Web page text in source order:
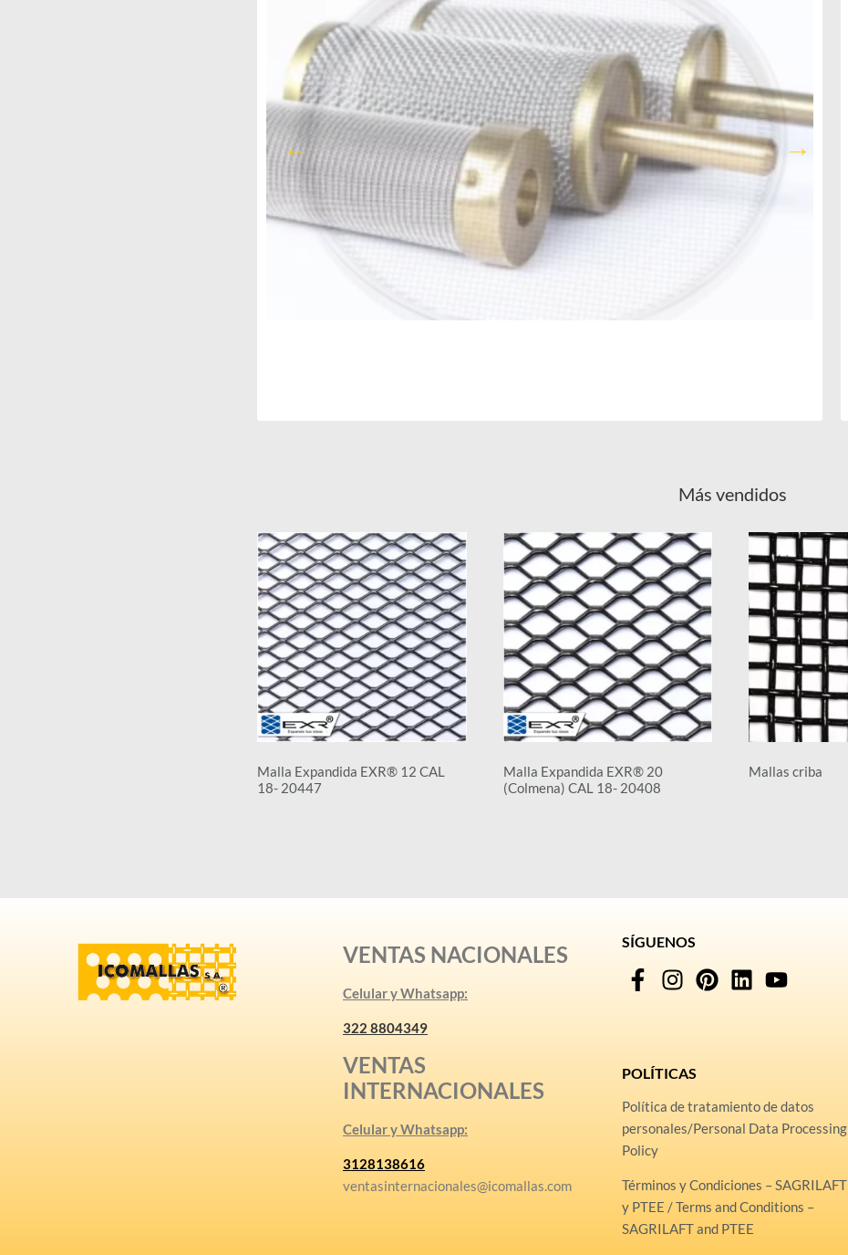
Más vendidos
Malla Expandida EXR® 12 CAL
18- 20447
Malla Expandida EXR® 20
(Colmena) CAL 18- 20408
Mallas criba
VENTAS NACIONALES
Celular y Whatsapp:
322 8804349
VENTAS
INTERNACIONALES
Celular y Whatsapp:
3128138616
ventasinternacionales@icomallas.com
SÍGUENOS
POLÍTICAS
Política de tratamiento de datos
personales/Personal Data Processing
Policy
Términos y Condiciones – SAGRILAFT
y PTEE / Terms and Conditions –
SAGRILAFT and PTEE